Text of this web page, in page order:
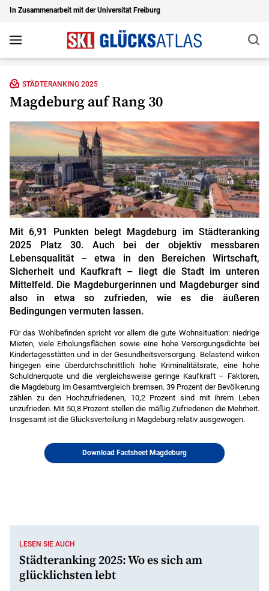
In Zusammenarbeit mit der Universität Freiburg
Navigation
STÄDTERANKING 2025
Magdeburg auf Rang 30
Mit 6,91 Punkten belegt Magdeburg im Städteranking
2025 Platz 30. Auch bei der objektiv messbaren
Lebensqualität – etwa in den Bereichen Wirtschaft,
Sicherheit und Kaufkraft – liegt die Stadt im unteren
Mittelfeld. Die Magdeburgerinnen und Magdeburger sind
also in etwa so zufrieden, wie es die äußeren
Bedingungen vermuten lassen.
Für das Wohlbefinden spricht vor allem die gute Wohnsituation: niedrige
Mieten, viele Erholungsflächen sowie eine hohe Versorgungsdichte bei
Kindertagesstätten und in der Gesundheitsversorgung. Belastend wirken
hingegen eine überdurchschnittlich hohe Kriminalitätsrate, eine hohe
Schuldnerquote und die vergleichsweise geringe Kaufkraft – Faktoren,
die Magdeburg im Gesamtvergleich bremsen. 39 Prozent der Bevölkerung
zählen zu den Hochzufriedenen, 10,2 Prozent sind mit ihrem Leben
unzufrieden. Mit 50,8 Prozent stellen die mäßig Zufriedenen die Mehrheit.
Insgesamt ist die Glücksverteilung in Magdeburg relativ ausgewogen.
Download Factsheet Magdeburg
LESEN SIE AUCH
Städteranking 2025: Wo es sich am
glücklichsten lebt